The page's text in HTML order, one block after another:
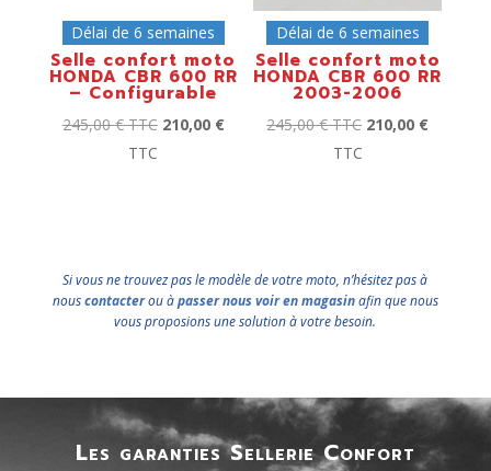
Délai de 6 semaines
Selle confort moto
HONDA CBR 600 RR
– Configurable
245,00€ TTC 210,00 €
TTC
Délai de 6 semaines
Selle confort moto
HONDA CBR 600 RR
2003-2006
245,00€ TTC 210,00 €
TTC
Si vous ne trouvez pas le modèle de votre moto, n’hésitez pas à
nouscontacterou àpasser nous voir en magasinafin que nous
vous proposions une solution à votre besoin.
Les garanties Sellerie Confort